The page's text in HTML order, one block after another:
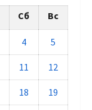
Сб Вс
4 5
11 12
18 19